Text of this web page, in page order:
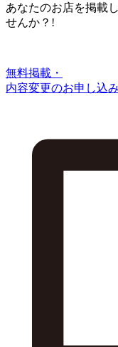
あなたのお店を掲載
せんか？!
無料掲載・
内容変更のお申し込み